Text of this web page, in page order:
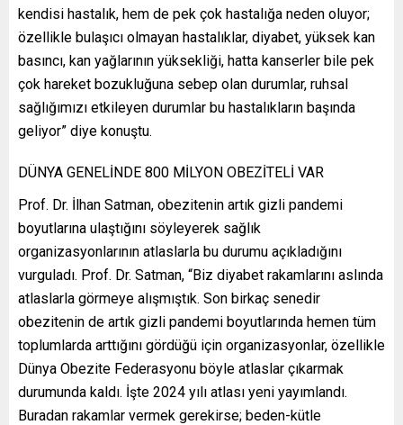
kendisi hastalık, hem de pek çok hastalığa neden oluyor;
özellikle bulaşıcı olmayan hastalıklar, diyabet, yüksek kan
basıncı, kan yağlarının yüksekliği, hatta kanserler bile pek
çok hareket bozukluğuna sebep olan durumlar, ruhsal
sağlığımızı etkileyen durumlar bu hastalıkların başında
geliyor” diye konuştu.
DÜNYA GENELİNDE 800 MİLYON OBEZİTELİ VAR
Prof. Dr. İlhan Satman, obezitenin artık gizli pandemi
boyutlarına ulaştığını söyleyerek sağlık
organizasyonlarının atlaslarla bu durumu açıkladığını
vurguladı. Prof. Dr. Satman, “Biz diyabet rakamlarını aslında
atlaslarla görmeye alışmıştık. Son birkaç senedir
obezitenin de artık gizli pandemi boyutlarında hemen tüm
toplumlarda arttığını gördüğü için organizasyonlar, özellikle
Dünya Obezite Federasyonu böyle atlaslar çıkarmak
durumunda kaldı. İşte 2024 yılı atlası yeni yayımlandı.
Buradan rakamlar vermek gerekirse; beden-kütle